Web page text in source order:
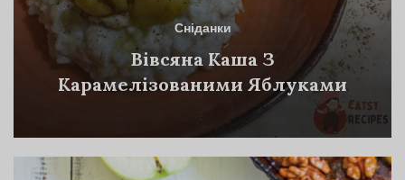
Сніданки
Вівсяна Каша З
Карамелізованими Яблуками